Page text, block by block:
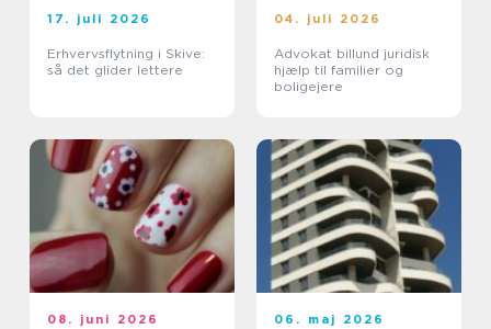
17. juli 2026
Erhvervsflytning i Skive:
så det glider lettere
04. juli 2026
Advokat billund juridisk
hjælp til familier og
boligejere
08. juni 2026 06. maj 2026